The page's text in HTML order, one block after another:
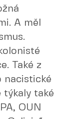
A měl
Také z
nacistické
týkaly také
OUN